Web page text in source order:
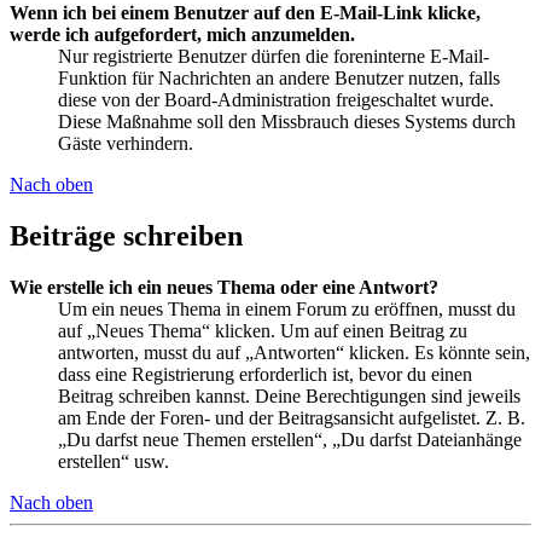
Wenn ich bei einem Benutzer auf den E-Mail-Link klicke,
werde ich aufgefordert, mich anzumelden.
Nur registrierte Benutzer dürfen die foreninterne E-Mail-
Funktion für Nachrichten an andere Benutzer nutzen, falls
diese von der Board-Administration freigeschaltet wurde.
Diese Maßnahme soll den Missbrauch dieses Systems durch
Gäste verhindern.
Nach oben
Beiträge schreiben
Wie erstelle ich ein neues Thema oder eine Antwort?
Um ein neues Thema in einem Forum zu eröffnen, musst du
auf „Neues Thema“ klicken. Um auf einen Beitrag zu
antworten, musst du auf „Antworten“ klicken. Es könnte sein,
dass eine Registrierung erforderlich ist, bevor du einen
Beitrag schreiben kannst. Deine Berechtigungen sind jeweils
am Ende der Foren- und der Beitragsansicht aufgelistet. Z. B.
„Du darfst neue Themen erstellen“, „Du darfst Dateianhänge
erstellen“ usw.
Nach oben